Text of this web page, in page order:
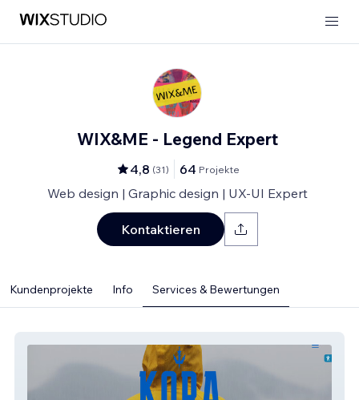
WIX&ME - Legend Expert
4,8 (31) 64 Projekte
Web design | Graphic design | UX-UI Expert
Kontaktieren
Kundenprojekte Info Services & Bewertungen